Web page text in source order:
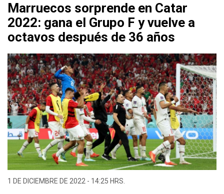
Marruecos sorprende en Catar
2022: gana el Grupo F y vuelve a
octavos después de 36 años
1 DE DICIEMBRE DE 2022 - 14:25 HRS.